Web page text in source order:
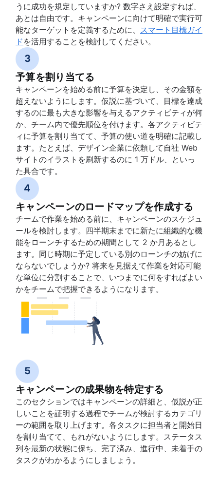
うに成功を規定していますか? 数字さえ設定すれば、
あとは自由です。キャンペーンに向けて明確で実行可
能なターゲットを定義するために、 スマート目標ガイ
ド を活用することを検討してください。
3
予算を割り当てる
キャンペーンを始める前に予算を決定し、その金額を
超えないようにします。仮説に基づいて、目標を達成
するのに最も大きな影響を与えるアクティビティが何
か、チーム内で優先順位を付けます。各アクティビテ
ィに予算を割り当てて、予算の使い道を明確に記載し
ます。たとえば、デザイン企業に依頼して自社 Web
サイトのイラストを刷新するのに 1 万ドル、といっ
た具合です。
4
キャンペーンのロードマップを作成する
チームで作業を始める前に、キャンペーンのスケジュ
ールを検討します。四半期末までに新たに組織的な機
能をローンチするための期間として 2 か月あるとし
ます。同じ時期に予定している別のローンチの妨げに
ならないでしょうか? 将来を見据えて作業を対応可能
な単位に分割することで、いつまでに何をすればよい
かをチームで把握できるようになります。
5
キャンペーンの成果物を特定する
このセクションではキャンペーンの詳細と、仮説が正
しいことを証明する過程でチームが検討するカテゴリ
ーの範囲を取り上げます。各タスクに担当者と開始日
を割り当てて、もれがないようにします。ステータス
列を最新の状態に保ち、完了済み、進行中、未着手の
タスクがわかるようにしましょう。